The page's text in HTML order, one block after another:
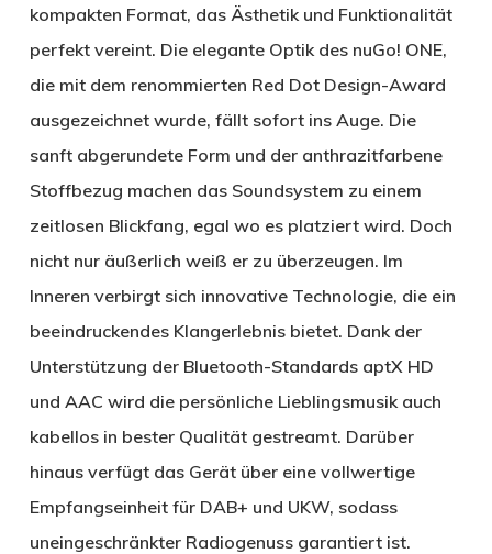
kompakten Format, das Ästhetik und Funktionalität
perfekt vereint. Die elegante Optik des nuGo! ONE,
die mit dem renommierten Red Dot Design-Award
ausgezeichnet wurde, fällt sofort ins Auge. Die
sanft abgerundete Form und der anthrazitfarbene
Stoffbezug machen das Soundsystem zu einem
zeitlosen Blickfang, egal wo es platziert wird. Doch
nicht nur äußerlich weiß er zu überzeugen. Im
Inneren verbirgt sich innovative Technologie, die ein
beeindruckendes Klangerlebnis bietet. Dank der
Unterstützung der Bluetooth-Standards aptX HD
und AAC wird die persönliche Lieblingsmusik auch
kabellos in bester Qualität gestreamt. Darüber
hinaus verfügt das Gerät über eine vollwertige
Empfangseinheit für DAB+ und UKW, sodass
uneingeschränkter Radiogenuss garantiert ist.